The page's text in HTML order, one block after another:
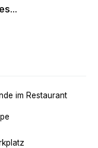
im Restaurant